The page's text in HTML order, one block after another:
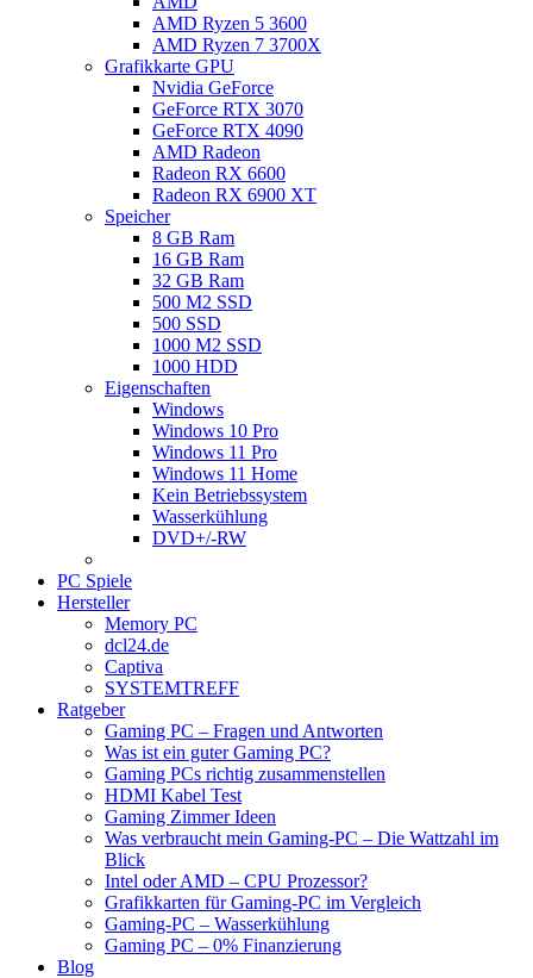
AMD Ryzen 5 3600
AMD Ryzen 7 3700X
Grafikkarte GPU
Nvidia GeForce
GeForce RTX 3070
GeForce RTX 4090
AMD Radeon
Radeon RX 6600
Radeon RX 6900 XT
Speicher
8 GB Ram
16 GB Ram
32 GB Ram
500 M2 SSD
500 SSD
1000 M2 SSD
1000 HDD
Eigenschaften
Windows
Windows 10 Pro
Windows 11 Pro
Windows 11 Home
Kein Betriebssystem
Wasserkühlung
DVD+/-RW
PC Spiele
Hersteller
Memory PC
dcl24.de
Captiva
SYSTEMTREFF
Ratgeber
Gaming PC – Fragen und Antworten
Was ist ein guter Gaming PC?
Gaming PCs richtig zusammenstellen
HDMI Kabel Test
Gaming Zimmer Ideen
Was verbraucht mein Gaming-PC – Die Wattzahl im
Blick
Intel oder AMD – CPU Prozessor?
Grafikkarten für Gaming-PC im Vergleich
Gaming-PC – Wasserkühlung
Gaming PC – 0% Finanzierung
Blog